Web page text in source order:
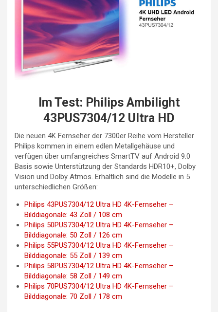
Im Test: Philips Ambilight
43PUS7304/12 Ultra HD
Die neuen 4K Fernseher der 7300er Reihe vom Hersteller
Philips kommen in einem edlen Metallgehäuse und
verfügen über umfangreiches SmartTV auf Android 9.0
Basis sowie Unterstützung der Standards HDR10+, Dolby
Vision und Dolby Atmos. Erhältlich sind die Modelle in 5
unterschiedlichen Größen:
Philips 43PUS7304/12 Ultra HD 4K-Fernseher –
Bilddiagonale: 43 Zoll / 108 cm
Philips 50PUS7304/12 Ultra HD 4K-Fernseher –
Bilddiagonale: 50 Zoll / 126 cm
Philips 55PUS7304/12 Ultra HD 4K-Fernseher –
Bilddiagonale: 55 Zoll / 139 cm
Philips 58PUS7304/12 Ultra HD 4K-Fernseher –
Bilddiagonale: 58 Zoll / 149 cm
Philips 70PUS7304/12 Ultra HD 4K-Fernseher –
Bilddiagonale: 70 Zoll / 178 cm